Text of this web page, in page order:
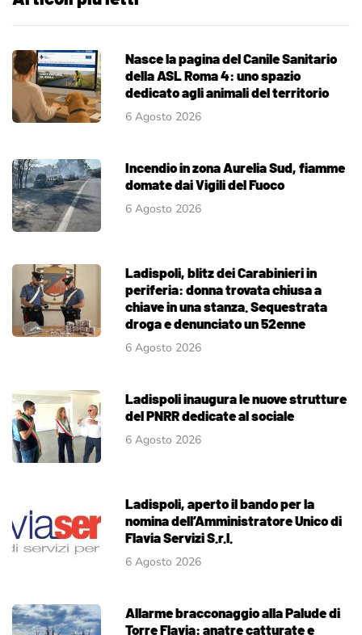
Nasce la pagina del Canile Sanitario
della ASL Roma 4: uno spazio
dedicato agli animali del territorio
6 Agosto 2026
Incendio in zona Aurelia Sud, fiamme
domate dai Vigili del Fuoco
6 Agosto 2026
Ladispoli, blitz dei Carabinieri in
periferia: donna trovata chiusa a
chiave in una stanza. Sequestrata
droga e denunciato un 52enne
6 Agosto 2026
Ladispoli inaugura le nuove strutture
del PNRR dedicate al sociale
6 Agosto 2026
Ladispoli, aperto il bando per la
nomina dell’Amministratore Unico di
Flavia Servizi S.r.l.
6 Agosto 2026
Allarme bracconaggio alla Palude di
Torre Flavia: anatre catturate e